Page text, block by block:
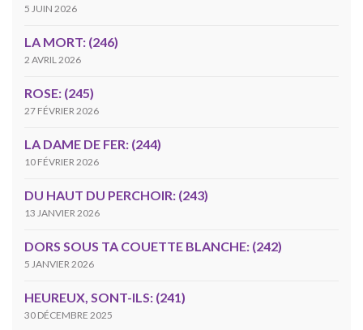
5 JUIN 2026
LA MORT: (246)
2 AVRIL 2026
ROSE: (245)
27 FÉVRIER 2026
LA DAME DE FER: (244)
10 FÉVRIER 2026
DU HAUT DU PERCHOIR: (243)
13 JANVIER 2026
DORS SOUS TA COUETTE BLANCHE: (242)
5 JANVIER 2026
HEUREUX, SONT-ILS: (241)
30 DÉCEMBRE 2025